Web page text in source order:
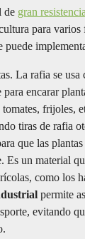
de gran
para
La rafia se usa
encarar
frijoles,
tiras de rafia
que las
Es un material
como los
permite
evitando